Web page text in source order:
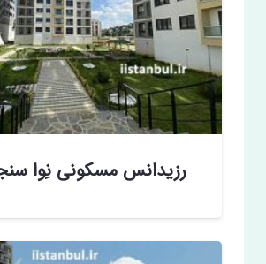
رزیدانس مسکونی نِوا